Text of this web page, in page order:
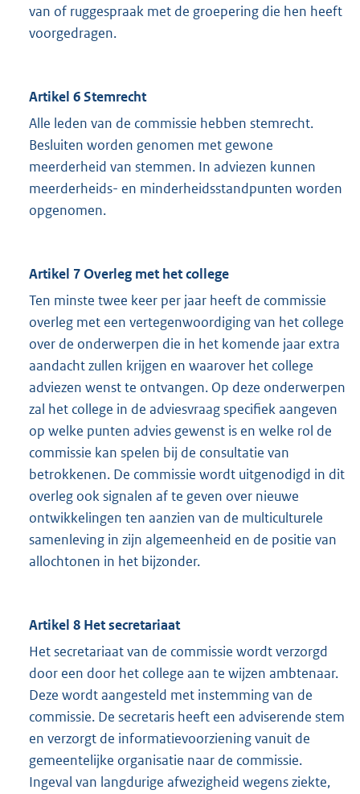
van of ruggespraak met de groepering die hen heeft
voorgedragen.
Artikel 6 Stemrecht
Alle leden van de commissie hebben stemrecht.
Besluiten worden genomen met gewone
meerderheid van stemmen. In adviezen kunnen
meerderheids- en minderheidsstandpunten worden
opgenomen.
Artikel 7 Overleg met het college
Ten minste twee keer per jaar heeft de commissie
overleg met een vertegenwoordiging van het college
over de onderwerpen die in het komende jaar extra
aandacht zullen krijgen en waarover het college
adviezen wenst te ontvangen. Op deze onderwerpen
zal het college in de adviesvraag specifiek aangeven
op welke punten advies gewenst is en welke rol de
commissie kan spelen bij de consultatie van
betrokkenen. De commissie wordt uitgenodigd in dit
overleg ook signalen af te geven over nieuwe
ontwikkelingen ten aanzien van de multiculturele
samenleving in zijn algemeenheid en de positie van
allochtonen in het bijzonder.
Artikel 8 Het secretariaat
Het secretariaat van de commissie wordt verzorgd
door een door het college aan te wijzen ambtenaar.
Deze wordt aangesteld met instemming van de
commissie. De secretaris heeft een adviserende stem
en verzorgt de informatievoorziening vanuit de
gemeentelijke organisatie naar de commissie.
Ingeval van langdurige afwezigheid wegens ziekte,